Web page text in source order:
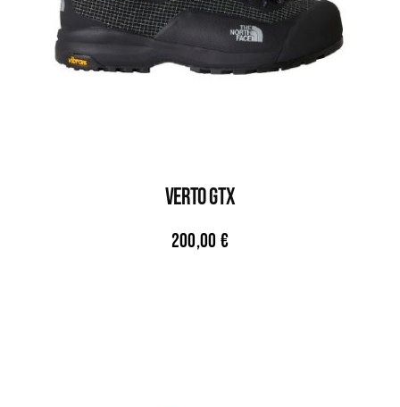
VERTO GTX
200,00 €